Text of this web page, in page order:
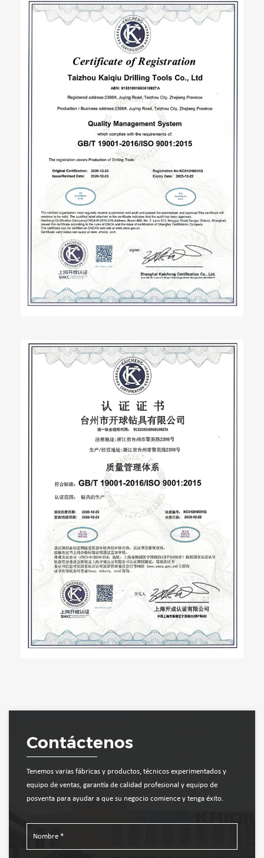
Contáctenos
Tenemos varias fábricas y productos, técnicos experimentados y
equipo de ventas, garantía de calidad profesional y equipo de
posventa para ayudar a que su negocio comience y tenga éxito.